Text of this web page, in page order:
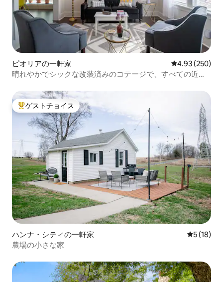
ピオリアの一軒家 レビュー250
4.93 (250)
晴れやかでシックな改装済みのコテージで、すべての近く
大好評のゲストチョイスです。
ゲストチョイス
ハンナ・シティの一軒家 レビュー
5 (18)
農場の小さな家